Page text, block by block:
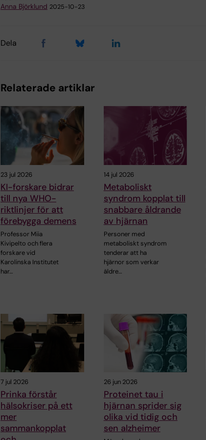
Anna Björklund 2025-10-23
Dela
Relaterade artiklar
23 jul 2026
KI-forskare bidrar
till nya WHO-
riktlinjer för att
förebygga demens
Professor Miia
Kivipelto och flera
forskare vid
Karolinska Institutet
har…
14 jul 2026
Metaboliskt
syndrom kopplat till
snabbare åldrande
av hjärnan
Personer med
metaboliskt syndrom
tenderar att ha
hjärnor som verkar
äldre…
7 jul 2026
Prinka förstår
hälsokriser på ett
mer
sammankopplat
26 jun 2026
Proteinet tau i
hjärnan sprider sig
olika vid tidig och
sen alzheimer